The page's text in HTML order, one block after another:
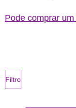
Pode comprar um
Filtro